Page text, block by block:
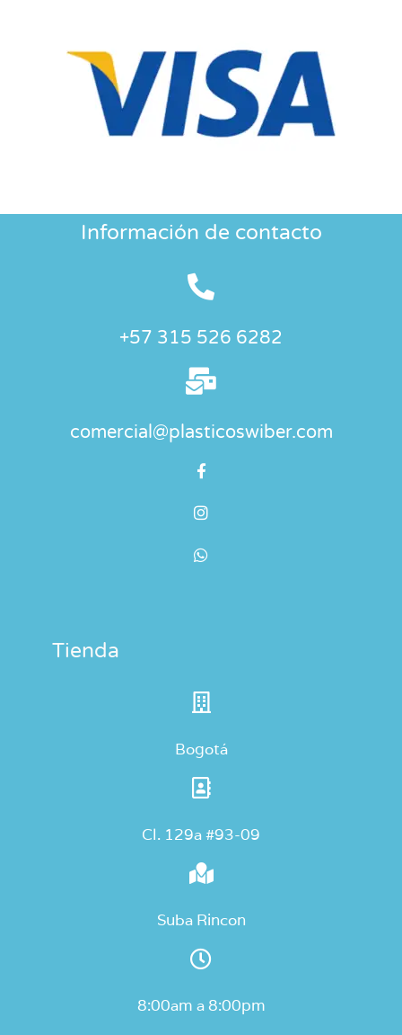
Información de contacto
+57 315 526 6282
comercial@plasticoswiber.com
Tienda
Bogotá
Cl. 129a #93-09
Suba Rincon
8:00am a 8:00pm